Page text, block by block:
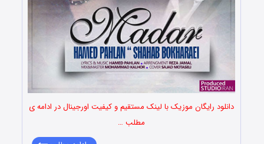
دانلود رایگان موزیک با لینک مستقیم و کیفیت اورجینال در ادامه ی
مطلب …